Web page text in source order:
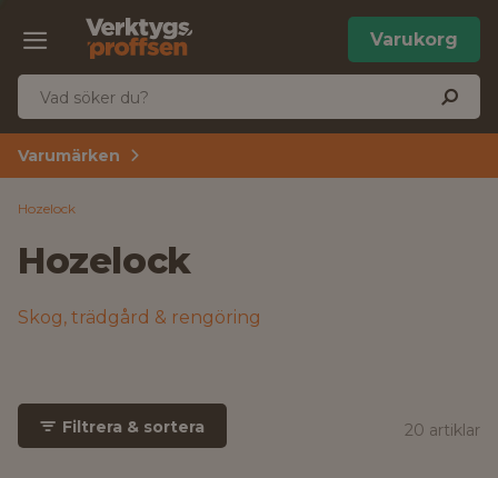
Varukorg
Varumärken
Hozelock
Hozelock
Skog, trädgård & rengöring
Filtrera & sortera 20 artiklar